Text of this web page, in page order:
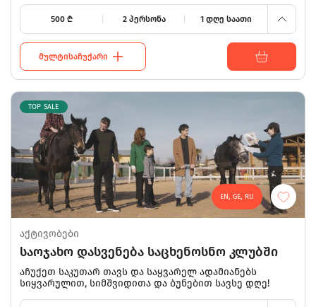
500₾ 2 პერსონა 1 დღე საათი
ᲛᲣᲚᲢᲘᲡᲐᲩᲣᲥᲐᲠᲘ
TOP SALE
EN, GE, RU
აქტივობები
საოჯახო დასვენება საცხენოსნო კლუბში
აჩუქეთ საკუთარ თავს და საყვარელ ადამიანებს
სიყვარულით, სიმშვიდითა და ბუნებით სავსე დღე!
250
375
500